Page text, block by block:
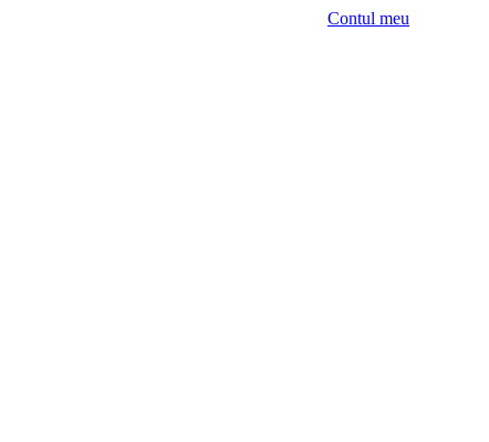
Contul meu